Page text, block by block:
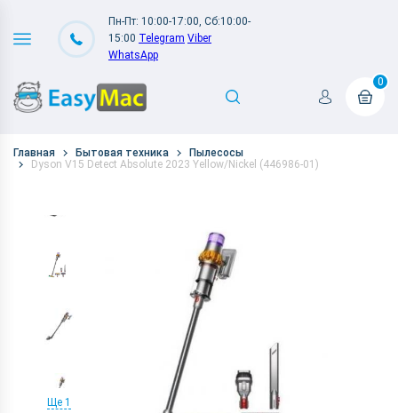
Пн-Пт: 10:00-17:00, Сб:10:00-
15:00 Telegram Viber
WhatsApp
0
Главная Бытовая техника
Пылесосы
Dyson V15 Detect Absolute 2023 Yellow/Nickel (446986-01)
Ще 1